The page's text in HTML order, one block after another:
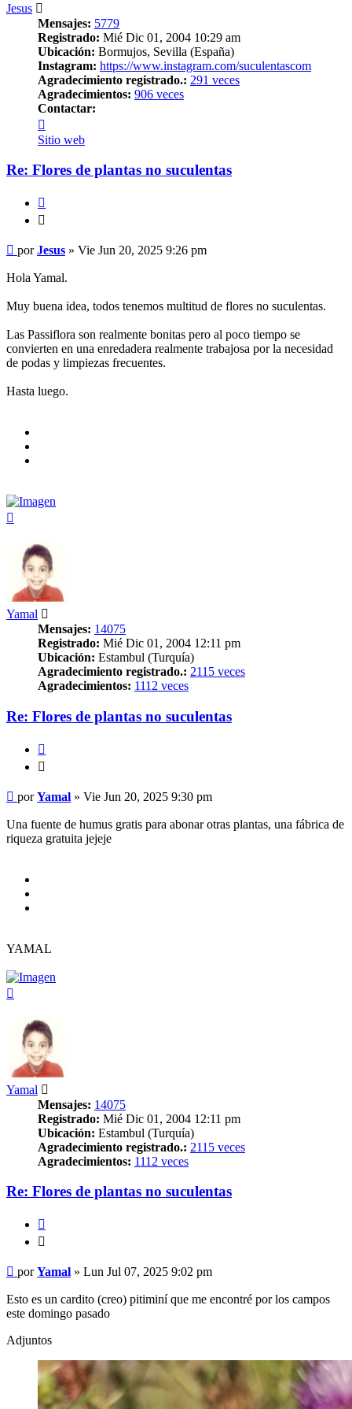
Jesus
Mensajes: 5779
Registrado: Mié Dic 01, 2004 10:29 am
Ubicación: Bormujos, Sevilla (España)
Instagram: https://www.instagram.com/suculentascom
Agradecimiento registrado.: 291 veces
Agradecimientos: 906 veces
Contactar:
Jesus
Sitio web
Re: Flores de plantas no suculentas
Mensaje
porJesus » Vie Jun 20, 2025 9:26 pm
Hola Yamal.
Muy buena idea, todos tenemos multitud de flores no suculentas.
Las Passiflora son realmente bonitas pero al poco tiempo se
convierten en una enredadera realmente trabajosa por la necesidad
de podas y limpiezas frecuentes.
Hasta luego.
Yamal
Mensajes: 14075
Registrado: Mié Dic 01, 2004 12:11 pm
Ubicación: Estambul (Turquía)
Agradecimiento registrado.: 2115 veces
Agradecimientos: 1112 veces
Re: Flores de plantas no suculentas
Mensaje
porYamal » Vie Jun 20, 2025 9:30 pm
Una fuente de humus gratis para abonar otras plantas, una fábrica de
riqueza gratuita jejeje
YAMAL
Yamal
Mensajes: 14075
Registrado: Mié Dic 01, 2004 12:11 pm
Ubicación: Estambul (Turquía)
Agradecimiento registrado.: 2115 veces
Agradecimientos: 1112 veces
Re: Flores de plantas no suculentas
Mensaje
porYamal » Lun Jul 07, 2025 9:02 pm
Esto es un cardito (creo) pitiminí que me encontré por los campos
este domingo pasado
Adjuntos